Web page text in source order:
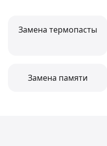
Замена термопасты
Замена памяти